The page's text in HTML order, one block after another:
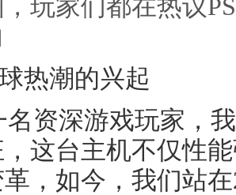
玩家们都在热议
热潮的兴起
名资深游戏玩家，
这台主机不仅性
，如今，我们站